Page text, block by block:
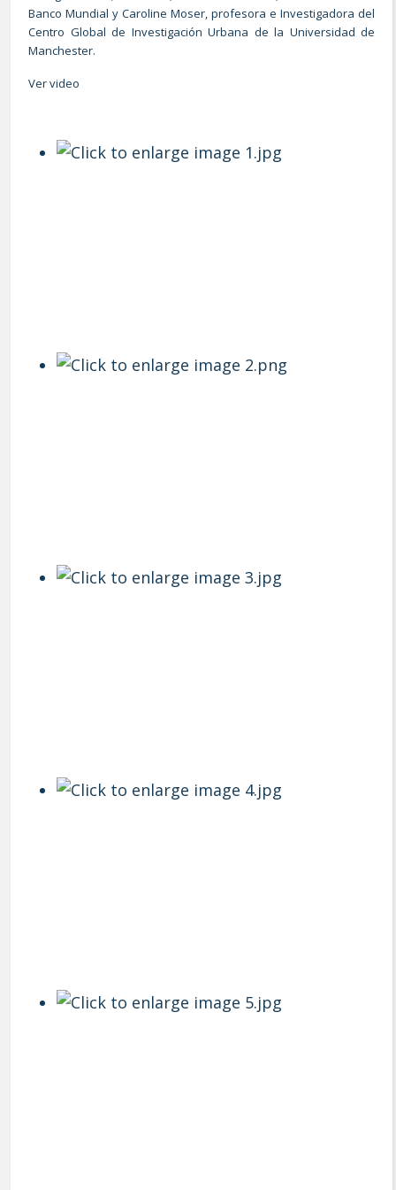
Banco Mundial y Caroline Moser, profesora e Investigadora del
Centro Global de Investigación Urbana de la Universidad de
Manchester.
Ver video